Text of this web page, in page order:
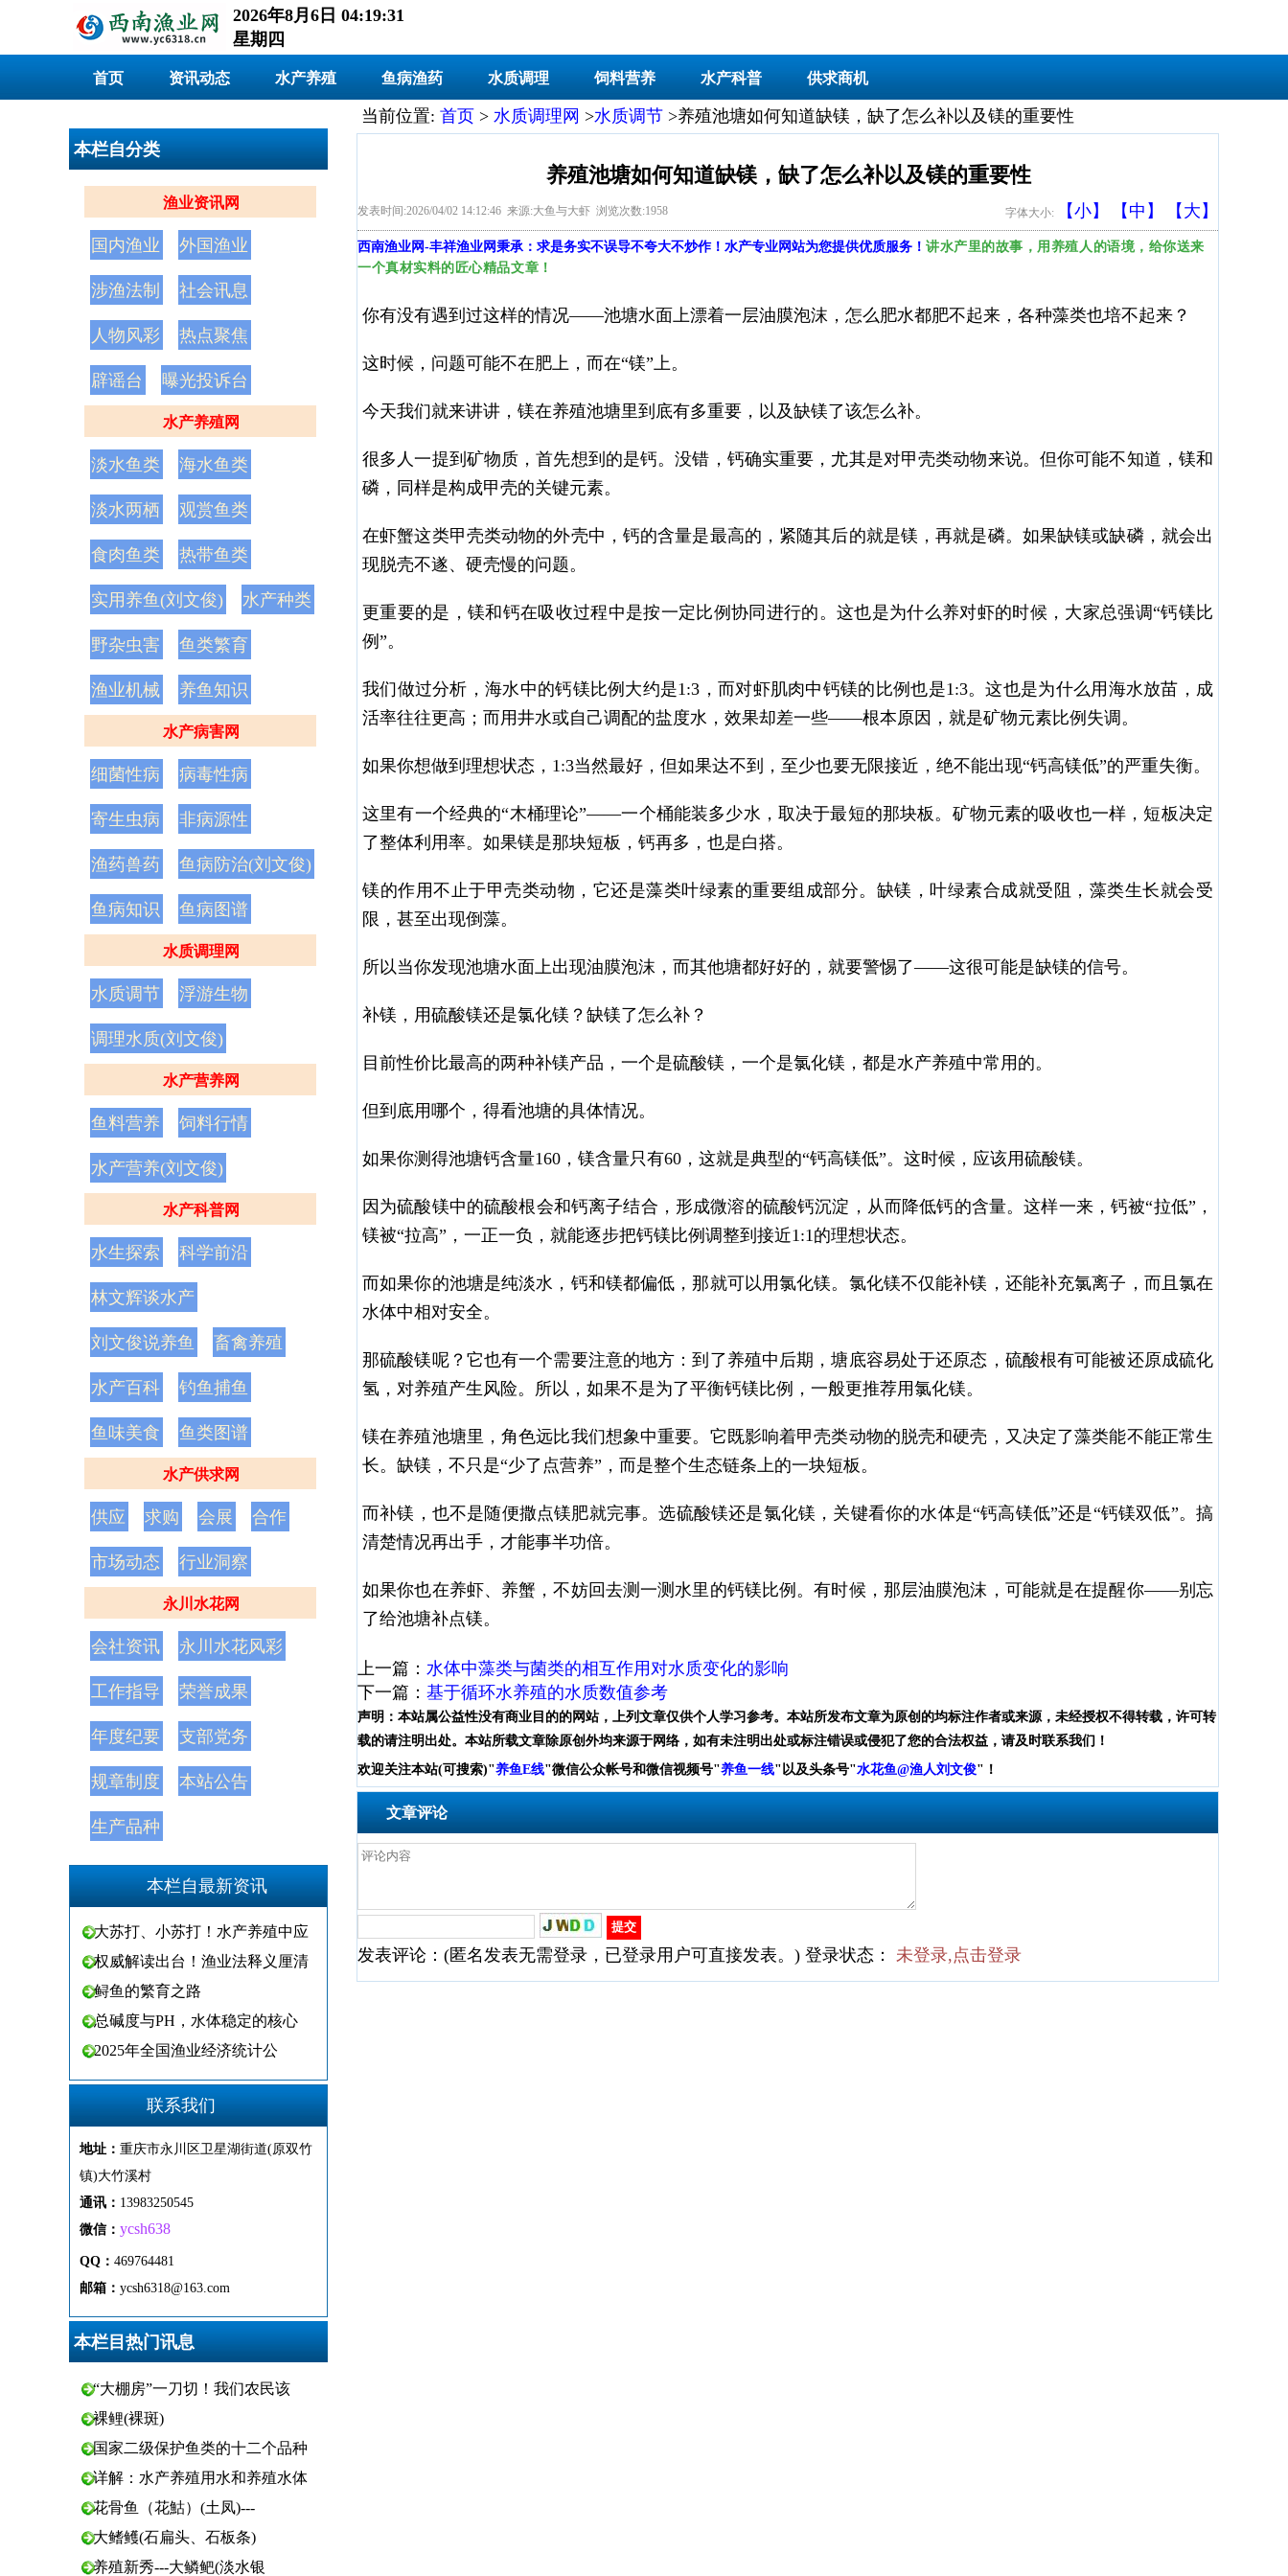
2026年8月6日 04:19:32
星期四
首页 资讯动态 水产养殖 鱼病渔药 水质调理 饲料营养 水产科普 供求商机
本栏自分类
渔业资讯网
国内渔业 外国渔业
涉渔法制 社会讯息
人物风彩 热点聚焦
辟谣台 曝光投诉台
水产养殖网
淡水鱼类 海水鱼类
淡水两栖 观赏鱼类
食肉鱼类 热带鱼类
实用养鱼(刘文俊) 水产种类
野杂虫害 鱼类繁育
渔业机械 养鱼知识
水产病害网
细菌性病 病毒性病
寄生虫病 非病源性
渔药兽药 鱼病防治(刘文俊)
鱼病知识 鱼病图谱
水质调理网
水质调节 浮游生物
调理水质(刘文俊)
水产营养网
鱼料营养 饲料行情
水产营养(刘文俊)
水产科普网
水生探索 科学前沿
林文辉谈水产
刘文俊说养鱼 畜禽养殖
水产百科 钓鱼捕鱼
鱼味美食 鱼类图谱
水产供求网
供应 求购 会展 合作
市场动态 行业洞察
永川水花网
会社资讯 永川水花风彩
工作指导 荣誉成果
年度纪要 支部党务
规章制度 本站公告
生产品种
本栏自最新资讯
大苏打、小苏打！水产养殖中应
权威解读出台！渔业法释义厘清
鲟鱼的繁育之路
总碱度与PH，水体稳定的核心
2025年全国渔业经济统计公
联系我们
地址： 重庆市永 川区卫星湖街道(原双竹
镇)大竹溪村
通讯 ： 13983250545
微信： ycsh638
QQ： 469764481
邮箱： ycsh6318@163.com
本栏目热门讯息
“大棚房”一刀切！我们农民该
裸鲤(裸斑)
国家二级保护鱼类的十二个品种
详解：水产养殖用水和养殖水体
花骨鱼（花鮕）(土凤)---
大鳍鳠(石扁头、石板条)
养殖新秀---大鳞鲃(淡水银
当前位置: 首页 > 水质调理网 >水质调节 >养殖池塘如何知道缺镁，缺了怎么补以及镁的重要性
养殖池塘如何知道缺镁，缺了怎么补以及镁的重要性
发表时间:2026/04/02 14:12:46 来源:大鱼与大虾 浏览次数:1958 字体大小: 【小】 【中】 【大】
西南渔业网-丰祥渔业网秉承：求是务实不误导不夸大不炒作！水产专业网站为您提供优质服务！ 讲水产里的故事，用养殖人的语境，给你送来
一个真材实料的匠心精品文章！
你有没有遇到过这样的情况——池塘水面上漂着一层油膜泡沫，怎么肥水都肥不起来，各种藻类也培不起来？
这时候，问题可能不在肥上，而在“镁”上。
今天我们就来讲讲，镁在养殖池塘里到底有多重要，以及缺镁了该怎么补。
很多人一提到矿物质，首先想到的是钙。没错，钙确实重要，尤其是对甲壳类动物来说。但你可能不知道，镁和
磷，同样是构成甲壳的关键元素。
在虾蟹这类甲壳类动物的外壳中，钙的含量是最高的，紧随其后的就是镁，再就是磷。如果缺镁或缺磷，就会出
现脱壳不遂、硬壳慢的问题。
更重要的是，镁和钙在吸收过程中是按一定比例协同进行的。这也是为什么养对虾的时候，大家总强调“钙镁比
例”。
我们做过分析，海水中的钙镁比例大约是1:3，而对虾肌肉中钙镁的比例也是1:3。这也是为什么用海水放苗，成
活率往往更高；而用井水或自己调配的盐度水，效果却差一些——根本原因，就是矿物元素比例失调。
如果你想做到理想状态，1:3当然最好，但如果达不到，至少也要无限接近，绝不能出现“钙高镁低”的严重失衡。
这里有一个经典的“木桶理论”——一个桶能装多少水，取决于最短的那块板。矿物元素的吸收也一样，短板决定
了整体利用率。如果镁是那块短板，钙再多，也是白搭。
镁的作用不止于甲壳类动物，它还是藻类叶绿素的重要组成部分。缺镁，叶绿素合成就受阻，藻类生长就会受
限，甚至出现倒藻。
所以当你发现池塘水面上出现油膜泡沫，而其他塘都好好的，就要警惕了——这很可能是缺镁的信号。
补镁，用硫酸镁还是氯化镁？缺镁了怎么补？
目前性价比最高的两种补镁产品，一个是硫酸镁，一个是氯化镁，都是水产养殖中常用的。
但到底用哪个，得看池塘的具体情况。
如果你测得池塘钙含量160，镁含量只有60，这就是典型的“钙高镁低”。这时候，应该用硫酸镁。
因为硫酸镁中的硫酸根会和钙离子结合，形成微溶的硫酸钙沉淀，从而降低钙的含量。这样一来，钙被“拉低”，
镁被“拉高”，一正一负，就能逐步把钙镁比例调整到接近1:1的理想状态。
而如果你的池塘是纯淡水，钙和镁都偏低，那就可以用氯化镁。氯化镁不仅能补镁，还能补充氯离子，而且氯在
水体中相对安全。
那硫酸镁呢？它也有一个需要注意的地方：到了养殖中后期，塘底容易处于还原态，硫酸根有可能被还原成硫化
氢，对养殖产生风险。所以，如果不是为了平衡钙镁比例，一般更推荐用氯化镁。
镁在养殖池塘里，角色远比我们想象中重要。它既影响着甲壳类动物的脱壳和硬壳，又决定了藻类能不能正常生
长。缺镁，不只是“少了点营养”，而是整个生态链条上的一块短板。
而补镁，也不是随便撒点镁肥就完事。选硫酸镁还是氯化镁，关键看你的水体是“钙高镁低”还是“钙镁双低”。搞
清楚情况再出手，才能事半功倍。
如果你也在养虾、养蟹，不妨回去测一测水里的钙镁比例。有时候，那层油膜泡沫，可能就是在提醒你——别忘
了给池塘补点镁。
上一篇： 水体中藻类与菌类的相互作用对水质变化的影响
下一篇： 基于循环水养殖的水质数值参考
声明： 本站属公益性没有商业目的的网站，上列文章仅供个人学习参考。本站所发布文章为原创的均标注作者或来源，未经授权不得转载，许可转
载的请注明出处。本站所载文章除原创外均来源于网络，如有未注明出处或标注错误或侵犯了您的合法权益，请及时联系我们！
欢迎关注本站(可搜索)"养鱼E线"微信公众帐号和微信视频号"养鱼一线"以及头条号"水花鱼@渔人刘文俊"！
文章评论
发表评论：(匿名发表无需登录，已登录用户可直接发表。) 登录状态： 未登录,点击登录